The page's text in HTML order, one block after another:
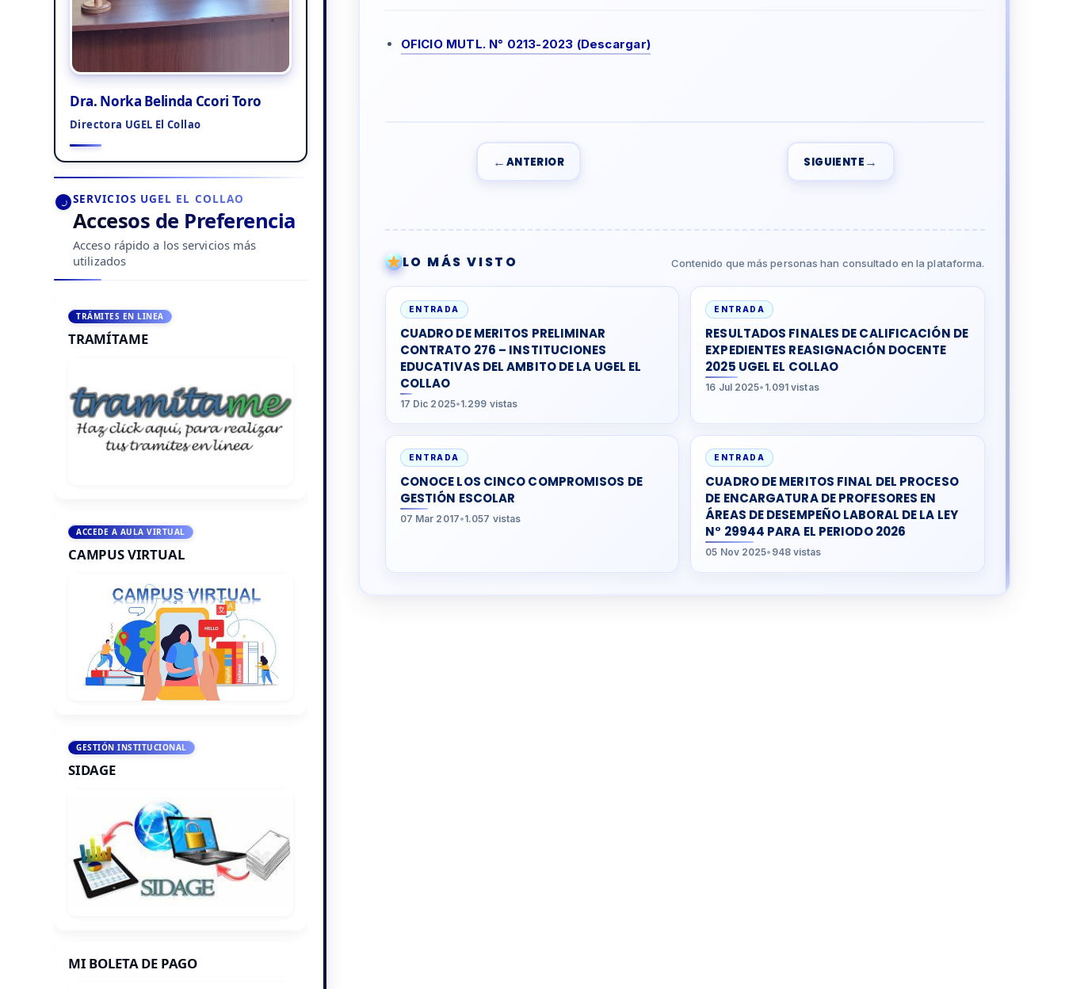
Dra. Norka Belinda Ccori Toro
Directora UGEL El Collao
SERVICIOS UGEL EL COLLAO
Accesos de Preferencia
Acceso rápido a los servicios más
utilizados
TRÁMITES EN LINEA
TRAMÍTAME
ACCEDE A AULA VIRTUAL
CAMPUS VIRTUAL
GESTIÓN INSTITUCIONAL
SIDAGE
MI BOLETA DE PAGO
OFICIO MUTL. N° 0213-2023 (Descargar)
← ANTERIOR SIGUIENTE →
LO MÁS VISTO Contenido que más personas han consultado en la plataforma.
ENTRADA
CUADRO DE MERITOS PRELIMINAR
CONTRATO 276 – INSTITUCIONES
EDUCATIVAS DEL AMBITO DE LA UGEL EL
COLLAO
17 Dic 2025•1.299 vistas
ENTRADA
RESULTADOS FINALES DE CALIFICACIÓN DE
EXPEDIENTES REASIGNACIÓN DOCENTE
2025 UGEL EL COLLAO
16 Jul 2025• 1.091 vistas
ENTRADA
CONOCE LOS CINCO COMPROMISOS DE
GESTIÓN ESCOLAR
07 Mar 2017•1.057 vistas
ENTRADA
CUADRO DE MERITOS FINAL DEL PROCESO
DE ENCARGATURA DE PROFESORES EN
ÁREAS DE DESEMPEÑO LABORAL DE LA LEY
N° 29944 PARA EL PERIODO 2026
05 Nov 2025• 948 vistas